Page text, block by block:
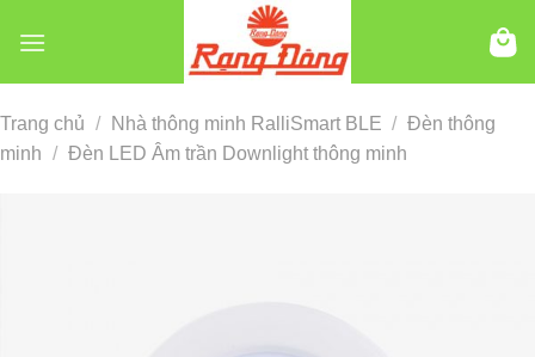
đến
Trang chủ / Nhà thông minh RalliSmart BLE / Đèn thông
minh / Đèn LED Âm trần Downlight thông minh